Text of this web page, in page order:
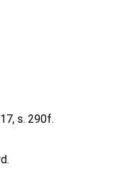
s. 290f.